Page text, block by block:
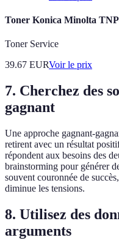
Toner Konica Minolta
Toner Service
39.67 EURVoir le prix
7. Cherchez des
gagnant
Une approche gagnant-
retirent avec un résultat
répondent aux besoins des
brainstorming pour générer
souvent couronnée de
diminue les tensions.
8. Utilisez des
arguments